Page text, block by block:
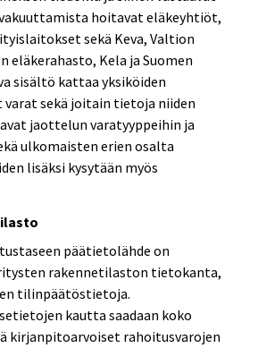
hoitavat eläkeyhtiöt,
sekä Keva, Valtion
eläkerahasto, Kela ja Suomen
sisältö kattaa yksiköiden
sekä joitain tietoja niiden
jaottelun varatyyppeihin ja
ulkomaisten erien osalta
lisäksi kysytään myös
päätietolähde on
rakennetilaston tietokanta,
tilinpäätöstietoja.
kautta saadaan koko
kirjanpitoarvoiset rahoitusvarojen